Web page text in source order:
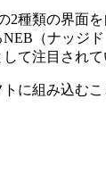
種類の界面
（ナッジ
て注目されて
に組み込む